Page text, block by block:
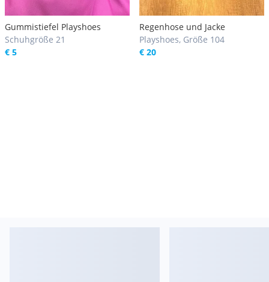
Gummistiefel Playshoes
Schuhgröße 21
€ 5
Regenhose und Jacke
Playshoes, Größe 104
€ 20